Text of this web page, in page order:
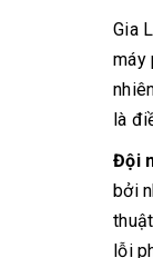
Gia
máy
là
Đội
bởi
lỗi